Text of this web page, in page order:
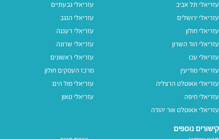
עזריאלי תל אביב
עזריאלי ירושלים
עזריאלי חולון
עזריאלי הוד השרון
עזריאלי עכו
עזריאלי מודיעין
עזריאלי אאוטלט הרצליה
עזריאלי חיפה
עזריאלי אאוטלט אור יהודה
עזריאלי גבעתיים
עזריאלי הנגב
עזריאלי רעננה
עזריאלי שרונה
עזריאלי ראשונים
מרכז העסקים חולון
עזריאלי מול הים
עזריאלי טאון
קישורים נוספים